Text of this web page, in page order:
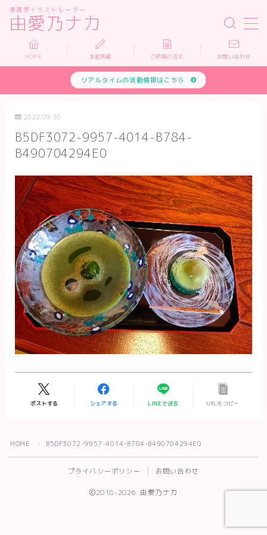
由愛乃ナカ
漫画家イラストレーター
MENU
活動実績
依頼について
お問い合わせ
Follow Me
HOME 活動実績 ご依頼の流れ お問い合わせ
リアルタイムの活動情報はこちら
2022.09.30
B5DF3072-9957-4014-B784-
B490704294E0
ポストする シェアする LINEで送る URLをコピー
HOME ＞ B5DF3072-9957-4014-B784-B490704294E0
プライバシーポリシー お問い合わせ
2018–2026 由愛乃ナカ